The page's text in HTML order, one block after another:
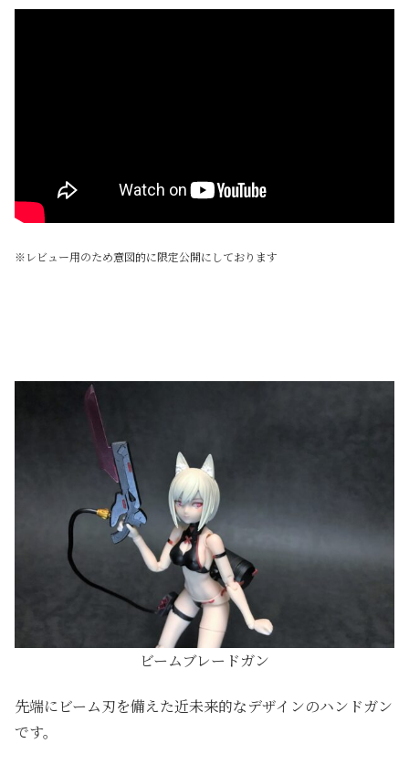
※レビュー用のため意図的に限定公開にしております
ビームブレードガン
先端にビーム刃を備えた近未来的なデザインのハンドガン
です。